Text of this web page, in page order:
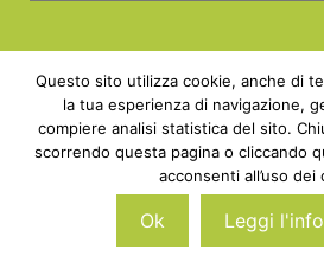
Copyright © 2010 -
P.IVA 05829800969 ·
Questo sito utilizza cookie, anche di
la tua esperienza di navigazione,
compiere analisi statistica del sito.
scorrendo questa pagina o cliccando
acconsenti all’uso dei
Ok Leggi